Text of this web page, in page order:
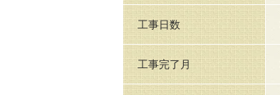
工事日数
工事完了月